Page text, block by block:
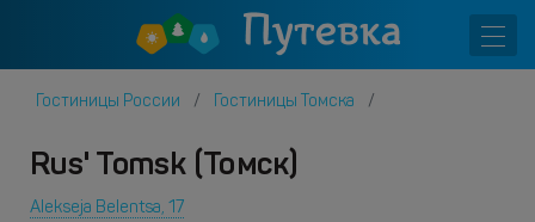
Гостиницы России Гостиницы Томска
Rus' Tomsk (Томск)
Alekseja Belentsa, 17